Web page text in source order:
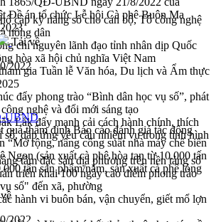
cập kỹ năng số cho cán bộ, Tổ công nghệ
nông dân
chí nguyên lãnh đạo tỉnh nhân dịp Quốc
hòa xã hội chủ nghĩa Việt Nam
gia Tuần lễ Văn hóa, Du lịch và Ẩm thực
đẩy phong trào “Bình dân học vụ số”, phát
nghệ và đổi mới sáng tạo
Lắk đẩy mạnh cải cách hành chính, thích
số, đáp ứng yêu cầu nhiệm vụ trong tình hình
tầm đặc sản địa phương trên nền tảng số
triển khai 100 ngày cao điểm phong trào
số" đến xã, phường
hành vi buôn bán, vận chuyển, giết mổ lợn
Đề án tổ chức Lễ hội Cà phê Buôn Ma
Tải về
2022
UBND
quả thẩm định Báo cáo đánh giá tác động
“Mở rộng, nâng công suất nhà máy chế biến
Ngon (sản xuất cà phê hòa tan từ 10.000 tấn
tấn sản phẩm/năm, sản xuất cà phê lỏng